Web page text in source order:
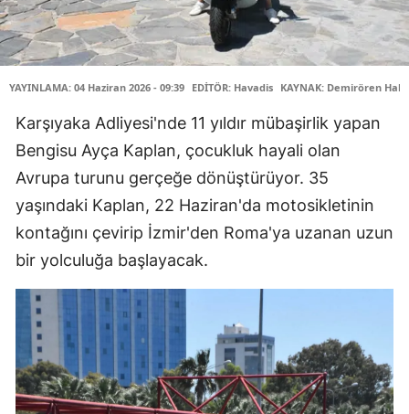
YAYINLAMA: 04 Haziran 2026 - 09:39 EDİTÖR: Havadis KAYNAK: Demirören
Karşıyaka Adliyesi'nde 11 yıldır mübaşirlik yapan
Bengisu Ayça Kaplan, çocukluk hayali olan
Avrupa turunu gerçeğe dönüştürüyor. 35
yaşındaki Kaplan, 22 Haziran'da motosikletinin
kontağını çevirip İzmir'den Roma'ya uzanan uzun
bir yolculuğa başlayacak.